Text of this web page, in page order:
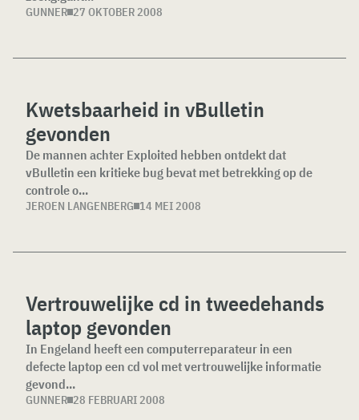
GUNNER 27 OKTOBER 2008
Kwetsbaarheid in vBulletin
gevonden
De mannen achter Exploited hebben ontdekt dat
vBulletin een kritieke bug bevat met betrekking op de
controle o...
JEROEN LANGENBERG 14 MEI 2008
Vertrouwelijke cd in tweedehands
laptop gevonden
In Engeland heeft een computerreparateur in een
defecte laptop een cd vol met vertrouwelijke informatie
gevond...
GUNNER 28 FEBRUARI 2008